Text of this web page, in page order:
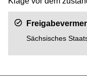
Sächsisches